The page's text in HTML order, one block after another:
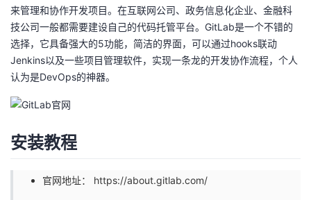
我
的
博
客
我
的
论
坛
我
的
圈
我
的
我
来管理和协作开发项目。在互联网公司、政务信息化企业、金融科
技公司一般都需要建设自己的代码托管平台。GitLab是一个不错的
选择，它具备强大的5功能，简洁的界面，可以通过hooks联动
Jenkins以及一些项目管理软件，实现一条龙的开发协作流程，个人
认为是DevOps的神器。
安装教程
官网地址： https://about.gitlab.com/